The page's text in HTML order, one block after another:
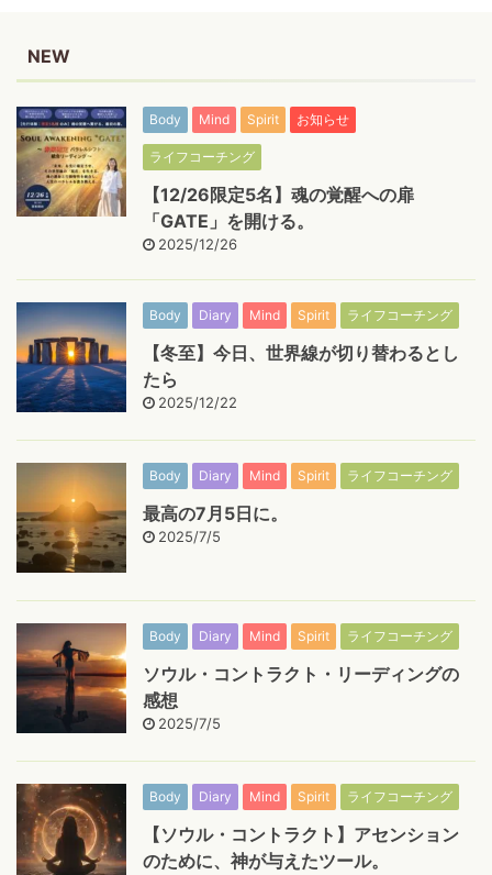
NEW
Body Mind Spirit お知らせ
ライフコーチング
【12/26限定5名】魂の覚醒への扉
「GATE」を開ける。
2025/12/26
Body Diary Mind Spirit ライフコーチング
【冬至】今日、世界線が切り替わるとし
たら
2025/12/22
Body Diary Mind Spirit ライフコーチング
最高の7月5日に。
2025/7/5
Body Diary Mind Spirit ライフコーチング
ソウル・コントラクト・リーディングの
感想
2025/7/5
Body Diary Mind Spirit ライフコーチング
【ソウル・コントラクト】アセンション
のために、神が与えたツール。